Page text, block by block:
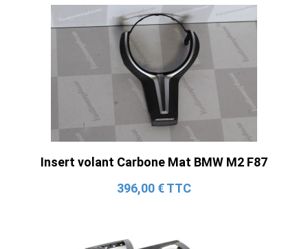
Insert volant Carbone Mat BMW M2 F87
396,00 € TTC